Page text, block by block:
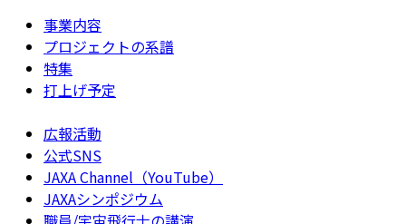
事業内容
プロジェクトの系譜
特集
打上げ予定
広報活動
公式SNS
JAXA Channel（YouTube）
JAXAシンポジウム